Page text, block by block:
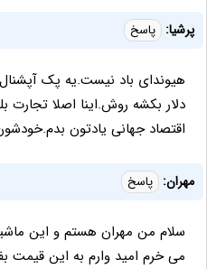
پرشیا: پاسخ
دلار بکشه روش.اینا اصلا تجارت
اقتصاد جهانی یادتون
مهران: پاسخ
می خرم امید وارم به این قیمت